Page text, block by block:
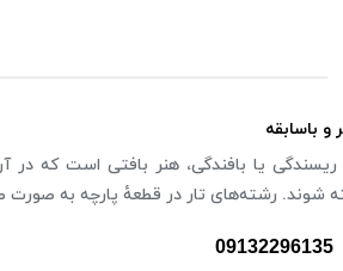
و باسابقه
یا بافندگی، هنر بافتی است که در
شوند. رشته‌های تار در قطعهٔ پارچه به
09132296135